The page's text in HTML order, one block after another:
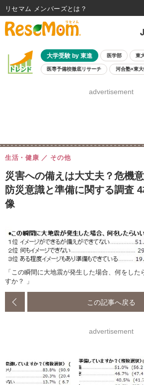
大学受験 by 東進 医学部 東
医専予備校徹底リサーチ 河合塾×東
8月開催学校説明会・相談会
advertisement
災害への備えは大丈夫？危機
防災意識と準備に関する調査
像
生活・健康 その他
「この瞬間に大地震が発生した場合、何をした
すか？ 」
この記事へ戻る
advertisement
リセマム メンバーズ